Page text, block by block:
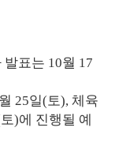
표는 10월 17
25일(토), 체육
)에 진행될 예